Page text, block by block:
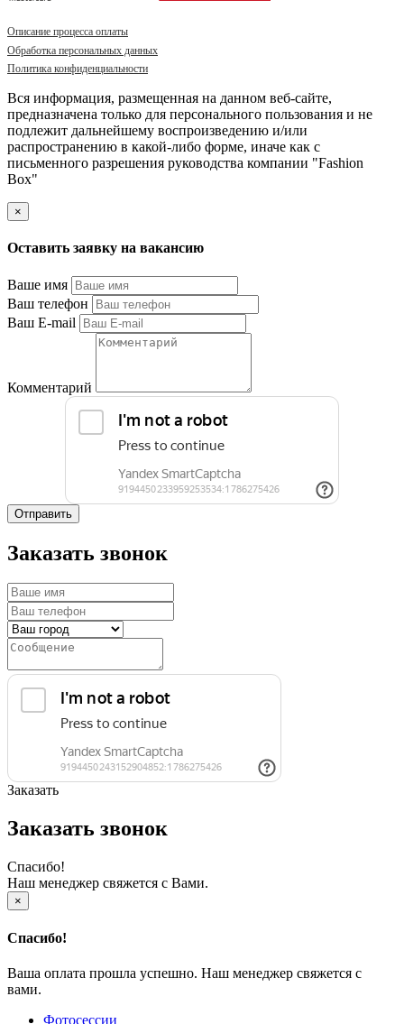
Описание процесса оплаты
Обработка персональных данных
Политика конфиденциальности
Вся информация, размещенная на данном веб-сайте,
предназначена только для персонального пользования и не
подлежит дальнейшему воспроизведению и/или
распространению в какой-либо форме, иначе как с
письменного разрешения руководства компании "Fashion
Box"
×
Оставить заявку на вакансию
Ваше имя
Ваш телефон
Ваш E-mail
Комментарий
Отправить
Заказать звонок
Заказать
Заказать звонок
Спасибо!
Наш менеджер свяжется с Вами.
×
Спасибо!
Ваша оплата прошла успешно. Наш менеджер свяжется с
вами.
Фотосессии